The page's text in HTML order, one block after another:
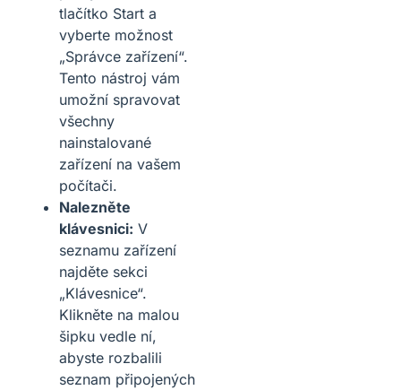
tlačítko Start a
vyberte možnost
„Správce zařízení“.
Tento nástroj vám
umožní spravovat
všechny
nainstalované
zařízení na vašem
počítači.
Nalezněte
klávesnici: V
seznamu zařízení
najděte sekci
„Klávesnice“.
Klikněte na malou
šipku vedle ní,
abyste rozbalili
seznam připojených